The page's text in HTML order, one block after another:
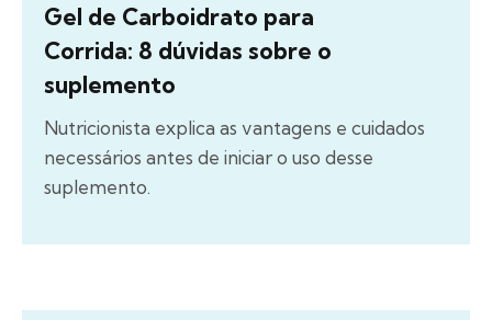
Gel de Carboidrato para
Corrida: 8 dúvidas sobre o
suplemento
Nutricionista explica as vantagens e cuidados
necessários antes de iniciar o uso desse
suplemento.